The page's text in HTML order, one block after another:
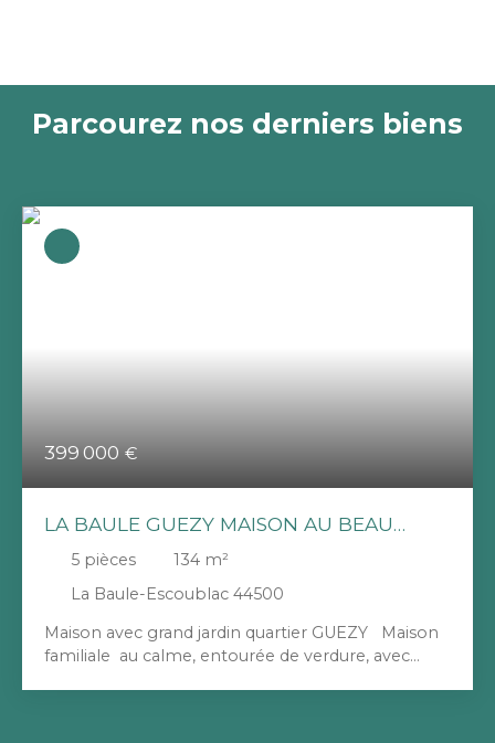
Parcourez nos derniers biens
399 000 €
LA BAULE GUEZY MAISON AU BEAU
POTENTIEL
5 pièces 134 m²
La Baule-Escoublac 44500
Maison avec grand jardin quartier GUEZY Maison
familiale au calme, entourée de verdure, avec